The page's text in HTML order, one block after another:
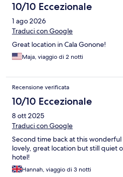
10/10 Eccezionale
1 ago 2026
Traduci con Google
Great location in Cala Gonone!
Maja, viaggio di 2 notti
Recensione verificata
10/10 Eccezionale
8 ott 2025
Traduci con Google
Second time back at this
lovely, great location but still quiet
hotel!
Hannah, viaggio di 3 notti